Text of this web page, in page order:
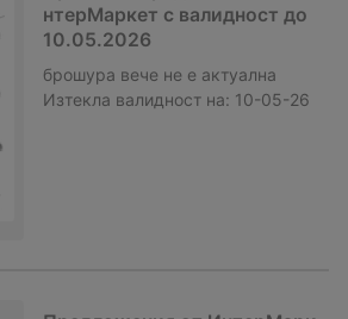
нтерМаркет с валидност до
10.05.2026
брошура вече не е актуална
Изтекла валидност на: 10-05-26